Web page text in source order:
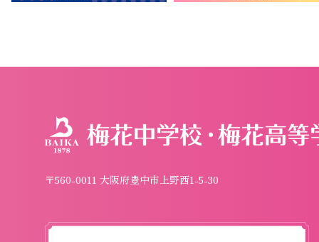
〒560-0011 大阪府豊中市上野西1-5-30